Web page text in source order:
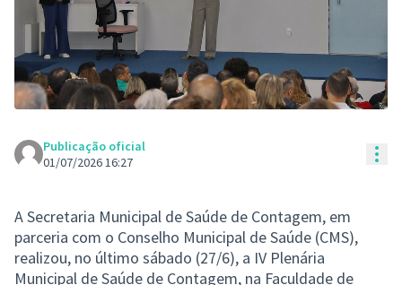
Publicação oficial
01/07/2026 16:27
A Secretaria Municipal de Saúde de Contagem, em
parceria com o Conselho Municipal de Saúde (CMS),
realizou, no último sábado (27/6), a IV Plenária
Municipal de Saúde de Contagem, na Faculdade de